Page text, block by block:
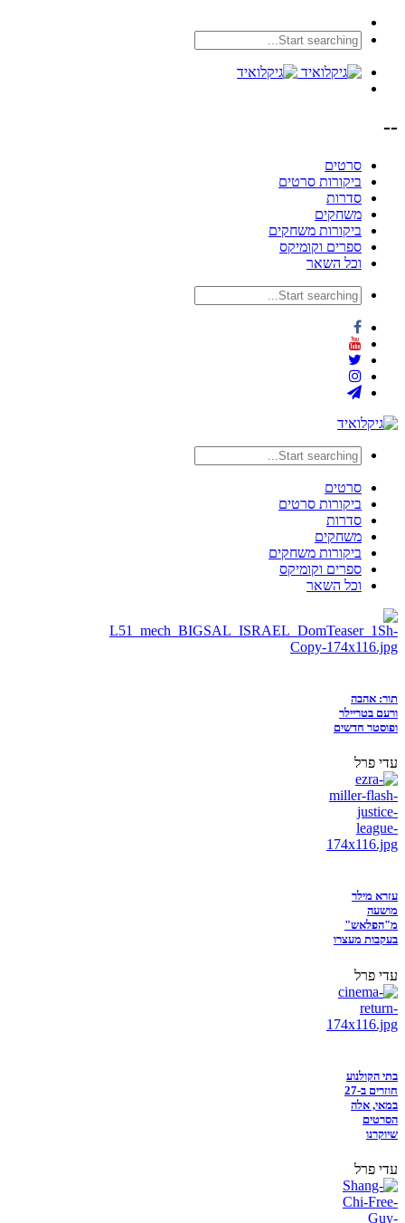
--
סרטים
ביקורות סרטים
סדרות
משחקים
ביקורות משחקים
ספרים וקומיקס
וכל השאר
סרטים
ביקורות סרטים
סדרות
משחקים
ביקורות משחקים
ספרים וקומיקס
וכל השאר
תור: אהבה
ורעם בטריילר
ופוסטר חדשים
עדי פרל
עזרא מילר
מושעה
מ"הפלאש"
בעקבות מעצרו
עדי פרל
בתי הקולנוע
חוזרים ב-27
במאי, אלה
הסרטים
שיוקרנו
עדי פרל